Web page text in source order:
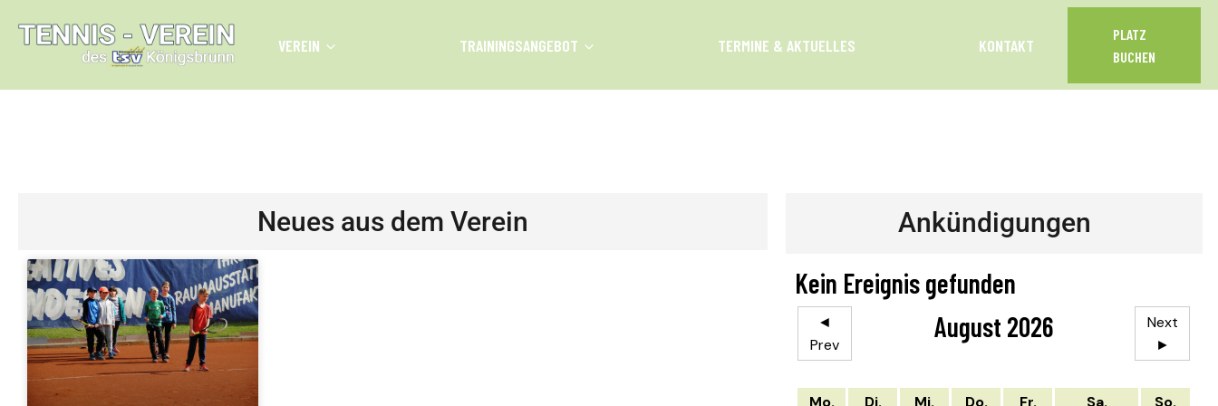
VEREIN TRAININGSANGEBOT TERMINE & AKTUELLES KONTAKT
PLATZ
BUCHEN
Neues aus dem Verein Ankündigungen
Kein Ereignis gefunden
◄
Prev
August 2026
Next
►
Mo. Di. Mi. Do. Fr. Sa. So.